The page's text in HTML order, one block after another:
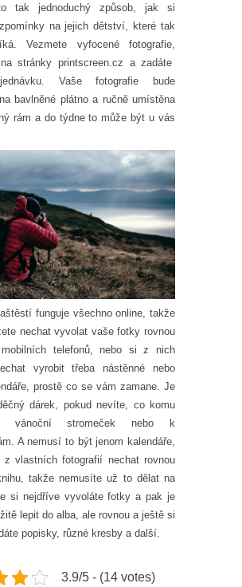
tak jednoduchý způsob, jak si
na jejich dětství, které tak
Vezmete vyfocené fotografie,
na stránky printscreen.cz a zadáte
Vaše fotografie bude
bavlněné plátno a ručně umístěna
rám a do týdne to může být u vás
funguje všechno online, takže
nechat vyvolat vaše fotky rovnou
telefonů, nebo si z nich
vyrobit třeba nástěnné nebo
prostě co se vám zamane. Je
dárek, pokud nevíte, co komu
vánoční stromeček nebo k
A nemusí to být jenom kalendáře,
z vlastních fotografií nechat rovnou
takže nemusíte už to dělat na
si nejdříve vyvoláte fotky a pak je
lepit do alba, ale rovnou a ještě si
popisky, různé kresby a další.
3.9/5 - (14 votes)